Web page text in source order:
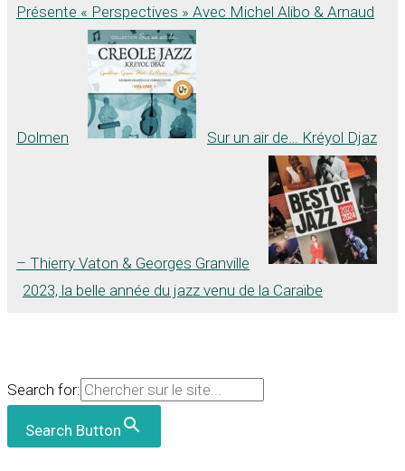
Présente « Perspectives » Avec Michel Alibo & Arnaud
Dolmen Sur un air de… Kréyol Djaz
– Thierry Vaton & Georges Granville
2023, la belle année du jazz venu de la Caraïbe
Search for:
Search Button